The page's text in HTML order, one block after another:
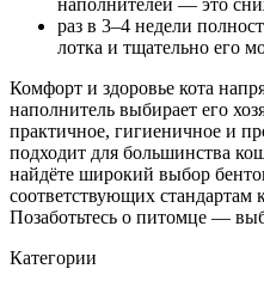
наполнителей — это
раз в 3–4 недели
лотка и тщательно его
Комфорт и здоровье кота
наполнитель выбирает его
практичное, гигиеничное и
подходит для большинства
найдёте широкий выбор
соответствующих стандартам
Позаботьтесь о питомце —
Категории